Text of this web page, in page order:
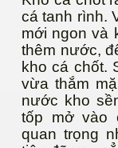
cá tanh rình.
mới ngon và
thêm nước,
kho cá chốt.
vừa thắm
nước kho
tốp mở vào
quan trọng